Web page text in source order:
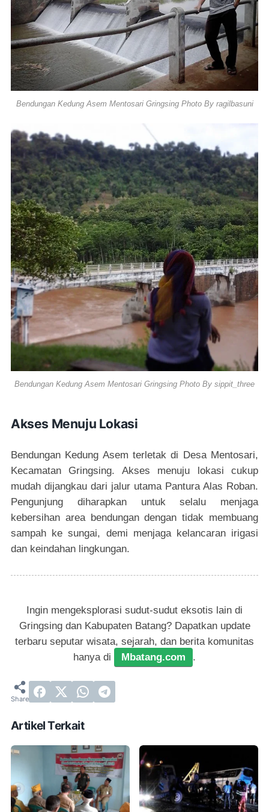
Bendungan Kedung Asem Mentosari Gringsing Photo By ragilbasuni
Bendungan Kedung Asem Mentosari Gringsing Photo By sippit_three
Akses Menuju Lokasi
Bendungan Kedung Asem terletak di Desa Mentosari,
Kecamatan Gringsing. Akses menuju lokasi cukup
mudah dijangkau dari jalur utama Pantura Alas Roban.
Pengunjung diharapkan untuk selalu menjaga
kebersihan area bendungan dengan tidak membuang
sampah ke sungai, demi menjaga kelancaran irigasi
dan keindahan lingkungan.
Ingin mengeksplorasi sudut-sudut eksotis lain di
Gringsing dan Kabupaten Batang? Dapatkan update
terbaru seputar wisata, sejarah, dan berita komunitas
hanya di
Mbatang.com .
Artikel Terkait